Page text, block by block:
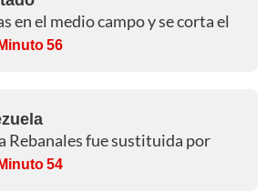
en el medio campo y se corta el
56
Rebanales fue sustituida por
54